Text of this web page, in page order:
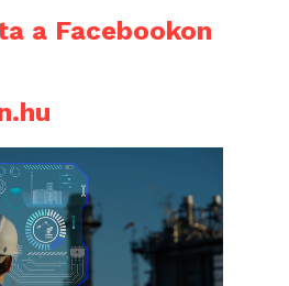
a Facebookon